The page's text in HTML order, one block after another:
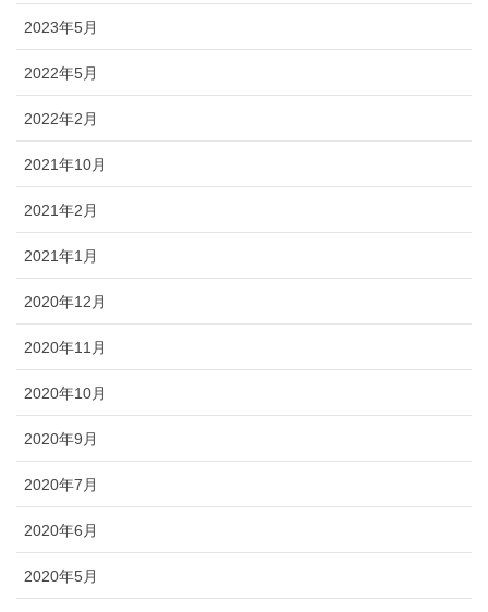
2023年5月
2022年5月
2022年2月
2021年10月
2021年2月
2021年1月
2020年12月
2020年11月
2020年10月
2020年9月
2020年7月
2020年6月
2020年5月